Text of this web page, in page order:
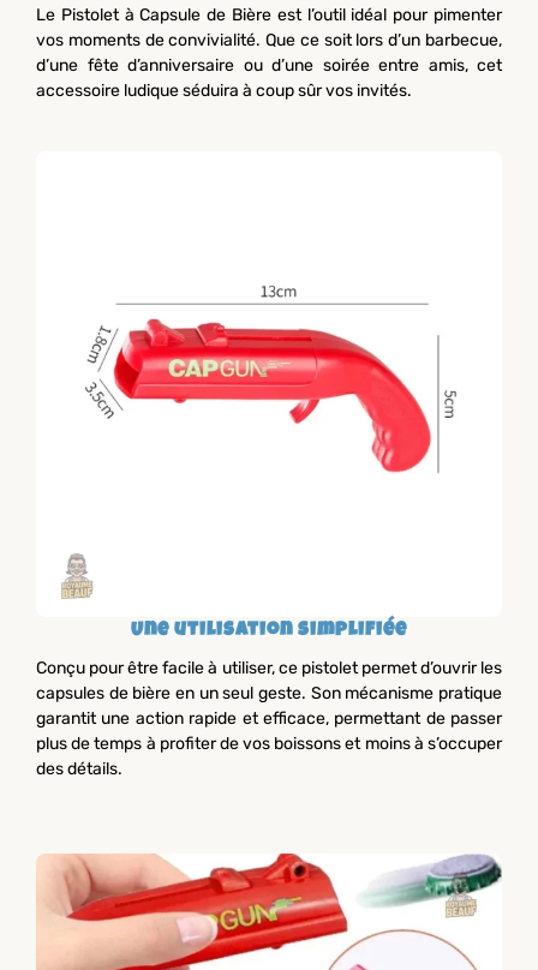
Le Pistolet à Capsule de Bière est l’outil idéal pour pimenter
vos moments de convivialité. Que ce soit lors d’un barbecue,
d’une fête d’anniversaire ou d’une soirée entre amis, cet
accessoire ludique séduira à coup sûr vos invités.
Une utilisation simplifiée
Conçu pour être facile à utiliser, ce pistolet permet d’ouvrir les
capsules de bière en un seul geste. Son mécanisme pratique
garantit une action rapide et efficace, permettant de passer
plus de temps à profiter de vos boissons et moins à s’occuper
des détails.